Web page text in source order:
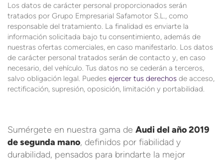
Los datos de carácter personal proporcionados serán
tratados por Grupo Empresarial Safamotor S.L., como
responsable del tratamiento. La finalidad es enviarte la
información solicitada bajo tu consentimiento, además de
nuestras ofertas comerciales, en caso manifestarlo. Los datos
de carácter personal tratados serán de contacto y, en caso
necesario, del vehículo. Tus datos no se cederán a terceros,
salvo obligación legal. Puedes ejercer tus derechos de acceso,
rectificación, supresión, oposición, limitación y portabilidad.
Sumérgete en nuestra gama de Audi del año 2019
de segunda mano, definidos por fiabilidad y
durabilidad, pensados para brindarte la mejor